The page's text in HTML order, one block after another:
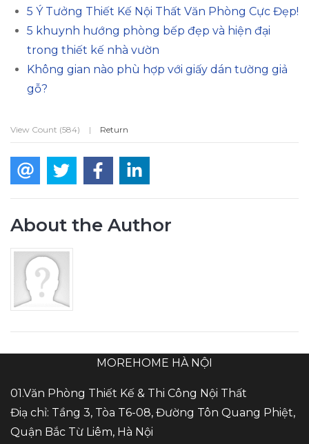
5 Ý Tưởng Thiết Kế Nội Thất Văn Phòng Cực Đẹp!
5 khuynh hướng phòng bếp đẹp và hiện đại
trong thiết kế nhà vườn
Không gian nào phù hợp với giấy dán tường giả
gỗ?
View Count (584) | Return
About the Author
MOREHOME HÀ NỘI
01.Văn Phòng Thiết Kế & Thi Công Nội Thất
Điạ chỉ: Tầng 3, Tòa T6-08, Đường Tôn Quang Phiệt,
Quận Bắc Từ Liêm, Hà Nội